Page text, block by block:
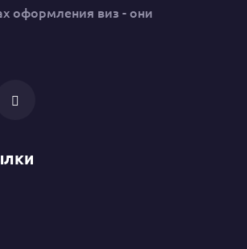
оформления виз - они